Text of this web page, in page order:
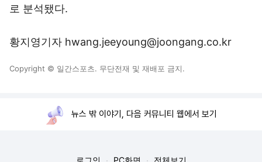
로 분석됐다.
황지영기자 hwang.jeeyoung@joongang.co.kr
Copyright © 일간스포츠. 무단전재 및 재배포 금지.
뉴스 밖 이야기, 다음 커뮤니티 웹에서 보기
로그인 PC화면 전체보기